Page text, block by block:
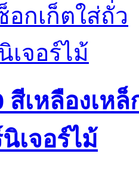
สีเหลืองเห
เจอร์ไม้